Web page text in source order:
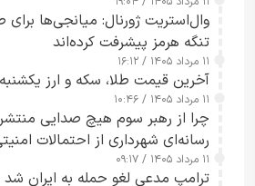
وال‌استریت ژورنال: میانجی‌ها
تنگه هرمز پیشرفت کرده‌اند
۱۱ مرداد ۱۴۰۵ / ۱۶:۱۲
آخرین قیمت طلا، سکه و ارز یکشنبه 11 مرداد+ جدول
۱۱ مرداد ۱۴۰۵ / ۱۰:۴۶
چرا از رهبر سوم هیچ صدایی
رسانه‌ای شهرداری از احتمالات
جاسوسی گفت
۱۱ مرداد ۱۴۰۵ / ۰۹:۱۷
ترامپ مدعی لغو حمله به